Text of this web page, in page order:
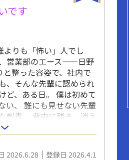
です
りも「怖い」人でし
営業部のエース――日野
整った容姿で、社内で
、そんな先輩に認められ
ど、ある日。 僕は初めて
い、 誰にも見せない先輩
刺青。 背中に残る、消え
以上踏み込むな。 先輩
―― どうしようもなく、
2026.6.28 登録日 2026.4.1